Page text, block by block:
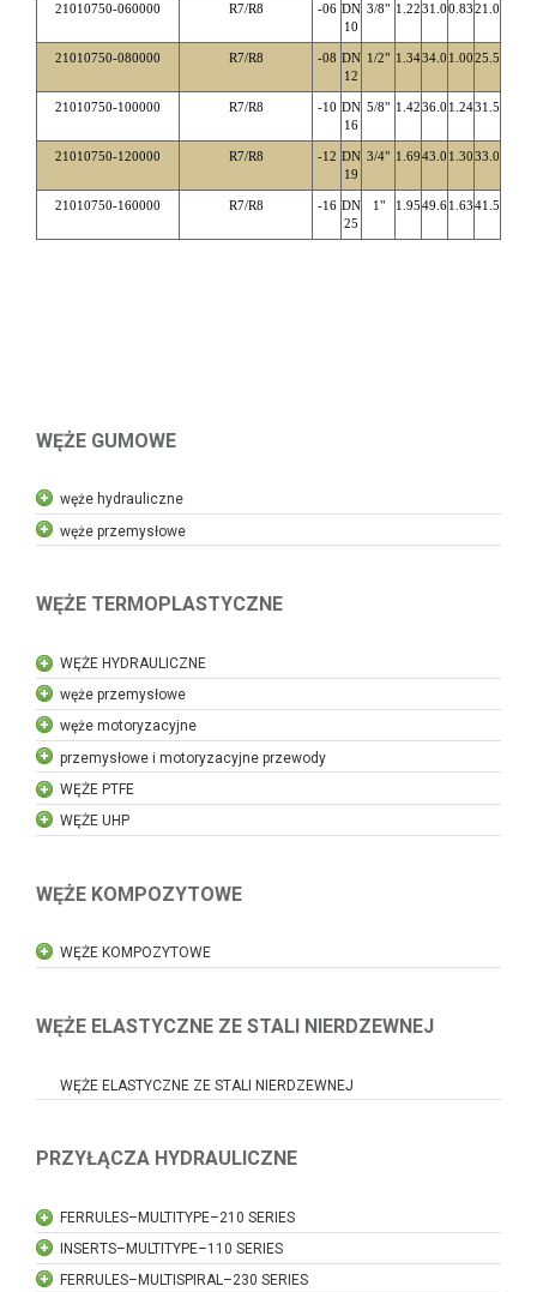
21010750-060000 R7/R8 -06 DN
10
3/8" 1.2231.00.8321.0
21010750-080000 R7/R8 -08 DN
12
1/2" 1.3434.0 1.0025.5
21010750-100000 R7/R8 -10 DN
16
5/8" 1.4236.0 1.2431.5
21010750-120000 R7/R8 -12 DN
19
3/4" 1.6943.0 1.3033.0
21010750-160000 R7/R8 -16 DN
25
1" 1.9549.61.6341.5
WĘŻE GUMOWE
węże hydrauliczne
węże przemysłowe
WĘŻE TERMOPLASTYCZNE
WĘŻE HYDRAULICZNE
węże przemysłowe
węże motoryzacyjne
przemysłowe i motoryzacyjne przewody
WĘŻE PTFE
WĘŻE UHP
WĘŻE KOMPOZYTOWE
WĘŻE KOMPOZYTOWE
WĘŻE ELASTYCZNE ZE STALI NIERDZEWNEJ
WĘŻE ELASTYCZNE ZE STALI NIERDZEWNEJ
PRZYŁĄCZA HYDRAULICZNE
FERRULES–MULTITYPE–210 SERIES
INSERTS–MULTITYPE–110 SERIES
FERRULES–MULTISPIRAL–230 SERIES